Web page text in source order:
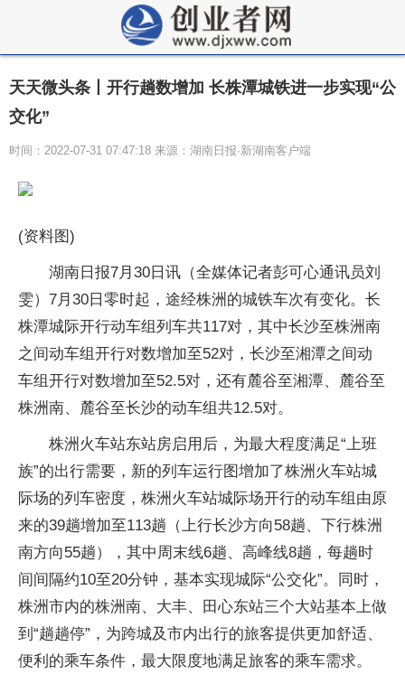
天天微头条丨开行趟数增加 长株潭城铁进一步实现“公
交化”
时间：2022-07-31 07:47:18 来源：湖南日报·新湖南客户端
(资料图)
湖南日报7月30日讯（全媒体记者彭可心通讯员刘
雯）7月30日零时起，途经株洲的城铁车次有变化。长
株潭城际开行动车组列车共117对，其中长沙至株洲南
之间动车组开行对数增加至52对，长沙至湘潭之间动
车组开行对数增加至52.5对，还有麓谷至湘潭、麓谷至
株洲南、麓谷至长沙的动车组共12.5对。
株洲火车站东站房启用后，为最大程度满足“上班
族”的出行需要，新的列车运行图增加了株洲火车站城
际场的列车密度，株洲火车站城际场开行的动车组由原
来的39趟增加至113趟（上行长沙方向58趟、下行株洲
南方向55趟），其中周末线6趟、高峰线8趟，每趟时
间间隔约10至20分钟，基本实现城际“公交化”。同时，
株洲市内的株洲南、大丰、田心东站三个大站基本上做
到“趟趟停”，为跨城及市内出行的旅客提供更加舒适、
便利的乘车条件，最大限度地满足旅客的乘车需求。